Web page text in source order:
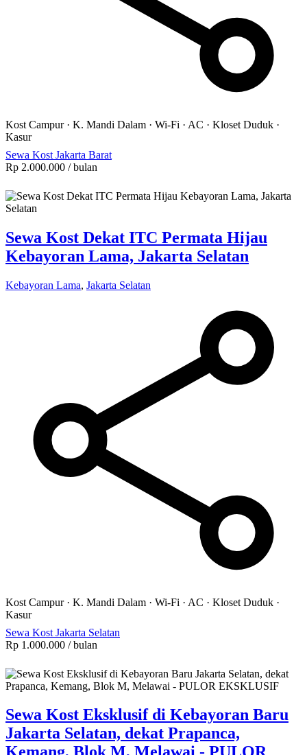
Kost Campur· K. Mandi Dalam · Wi-Fi · AC · Kloset Duduk ·
Kasur
Sewa Kost Jakarta Barat
Rp 2.000.000 / bulan
Sewa Kost Dekat ITC Permata Hijau
Kebayoran Lama, Jakarta Selatan
Kebayoran Lama, Jakarta Selatan
Kost Campur· K. Mandi Dalam · Wi-Fi · AC · Kloset Duduk ·
Kasur
Sewa Kost Jakarta Selatan
Rp 1.000.000 / bulan
Sewa Kost Eksklusif di Kebayoran Baru
Jakarta Selatan, dekat Prapanca,